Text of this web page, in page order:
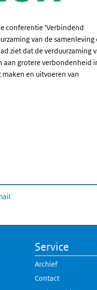
conferentie ‘Verbindend
van de samenleving
ziet dat de verduurzaming
aan grotere verbondenheid
en uitvoeren van
Service
Archief
Contact